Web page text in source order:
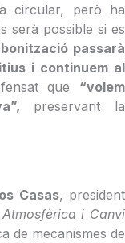
circular, però ha
serà possible si es
passarà
i continuem al
que “volem
preservant la
Casas, president
i Canvi
de mecanismes de